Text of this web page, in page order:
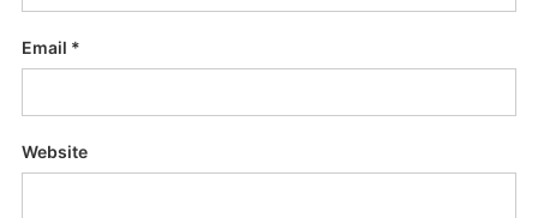
Email *
Website